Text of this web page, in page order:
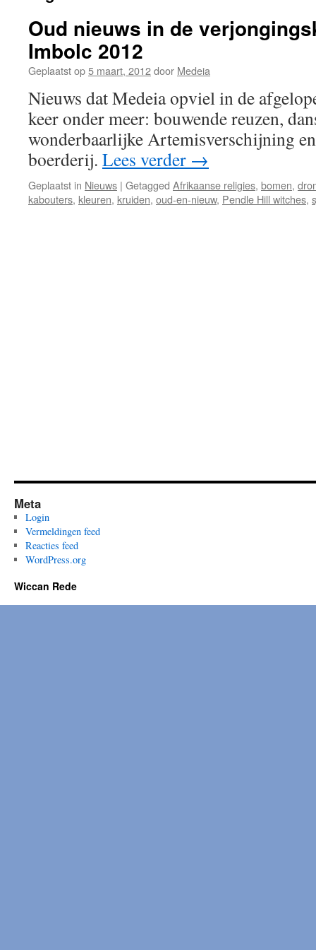
Oud nieuws in de
Imbolc 2012
Geplaatst op5 maart, 2012door Medeia
Nieuws dat Medeia opviel in de
keer onder meer: bouwende reuzen,
wonderbaarlijke Artemisverschijning
boerderij. Lees verder →
Geplaatst in Nieuws | Getagged Afrikaanse religies, bomen,
kabouters, kleuren, kruiden, oud-en-nieuw, Pendle Hill witches,
Meta
Login
Vermeldingen feed
Reacties feed
WordPress.org
Wiccan Rede